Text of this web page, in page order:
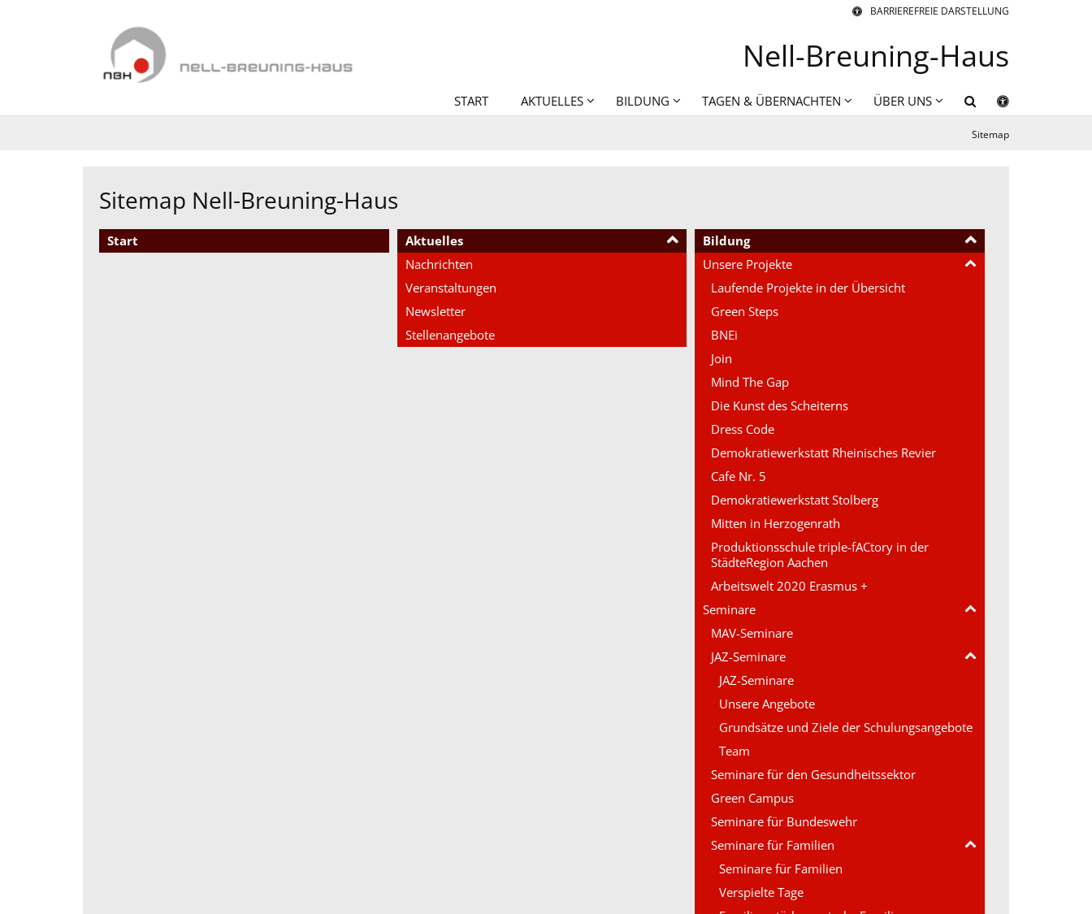
BARRIEREFREIE DARSTELLUNG
Nell-Breuning-Haus
START AKTUELLES BILDUNG TAGEN & ÜBERNACHTEN ÜBER UNS
Sitemap
Sitemap Nell-Breuning-Haus
Start
Aktuelles
Nachrichten
Veranstaltungen
Newsletter
Stellenangebote
Bildung
Unsere Projekte
Laufende Projekte in der Übersicht
Green Steps
BNEi
Join
Mind The Gap
Die Kunst des Scheiterns
Dress Code
Demokratiewerkstatt Rheinisches Revier
Cafe Nr. 5
Demokratiewerkstatt Stolberg
Mitten in Herzogenrath
Produktionsschule triple-fACtory in der
StädteRegion Aachen
Arbeitswelt 2020 Erasmus +
Seminare
MAV-Seminare
JAZ-Seminare
JAZ-Seminare
Unsere Angebote
Grundsätze und Ziele der Schulungsangebote
Team
Seminare für den Gesundheitssektor
Green Campus
Seminare für Bundeswehr
Seminare für Familien
Seminare für Familien
Verspielte Tage